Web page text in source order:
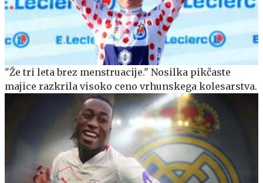
"Že tri leta brez menstruacije." Nosilka pikčaste
majice razkrila visoko ceno vrhunskega kolesarstva.